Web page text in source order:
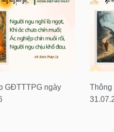
GĐTTTPG ngày
Thông